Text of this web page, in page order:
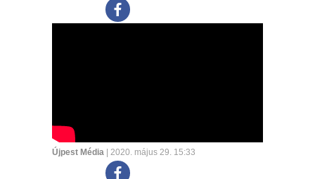
Újpest Média | 2020. május 29. 15:33